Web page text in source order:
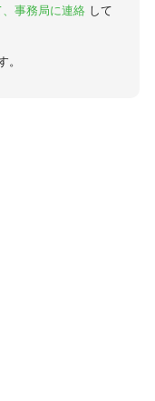
、事務局に連絡 して
。